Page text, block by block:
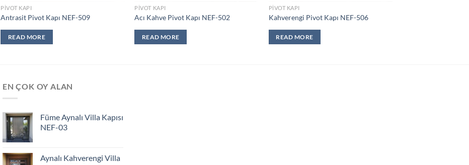
PIVOT KAPI
Antrasit Pivot Kapı NEF-509
READ MORE
PIVOT KAPI
Acı Kahve Pivot Kapı NEF-502
READ MORE
PIVOT KAPI
Kahverengi Pivot Kapı NEF-506
READ MORE
EN ÇOK OY ALAN
Füme Aynalı Villa Kapısı
NEF-03
Aynalı Kahverengi Villa